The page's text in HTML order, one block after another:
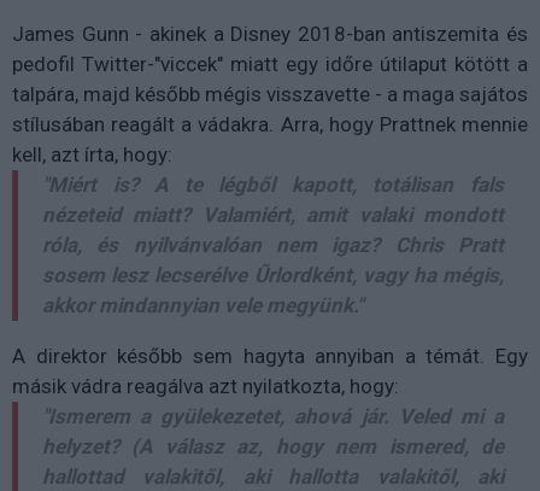
James Gunn - akinek a Disney 2018-ban antiszemita és
pedofil Twitter-"viccek" miatt egy időre útilaput kötött a
talpára, majd később mégis visszavette - a maga sajátos
stílusában reagált a vádakra. Arra, hogy Prattnek mennie
kell, azt írta, hogy:
"Miért is? A te légből kapott, totálisan fals
nézeteid miatt? Valamiért, amit valaki mondott
róla, és nyilvánvalóan nem igaz? Chris Pratt
sosem lesz lecserélve Űrlordként, vagy ha mégis,
akkor mindannyian vele megyünk."
A direktor később sem hagyta annyiban a témát. Egy
másik vádra reagálva azt nyilatkozta, hogy:
"Ismerem a gyülekezetet, ahová jár. Veled mi a
helyzet? (A válasz az, hogy nem ismered, de
hallottad valakitől, aki hallotta valakitől, aki